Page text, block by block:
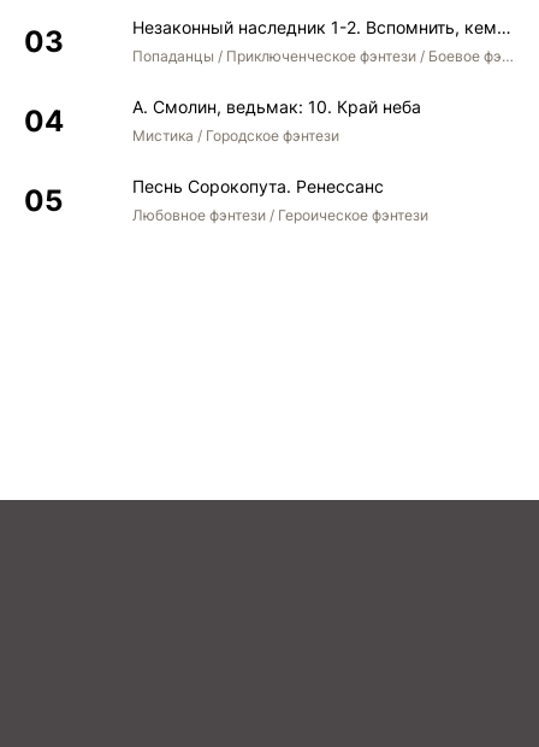
Незаконный наследник 1-2. Вспомнить, кем был. Стать собой. Остаться собой
Попаданцы / Приключенческое фэнтези / Боевое фэнтези / Юмористическое фэнтези
А. Смолин, ведьмак: 10. Край неба
Мистика / Городское фэнтези
Песнь Сорокопута. Ренессанс
Любовное фэнтези / Героическое фэнтези